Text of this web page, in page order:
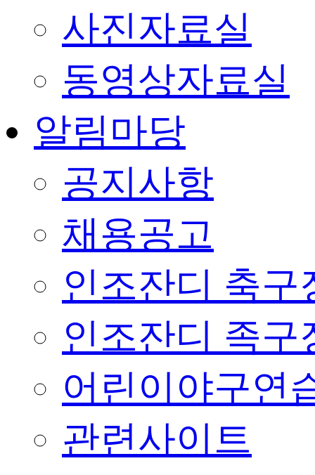
사진자료실
동영상자료실
알림마당
공지사항
채용공고
인조잔디 축구
인조잔디 족구
어린이야구연
관련사이트